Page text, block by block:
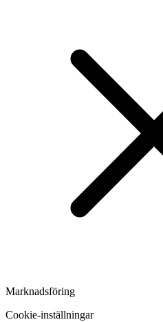
Marknadsföring
Cookie-inställningar